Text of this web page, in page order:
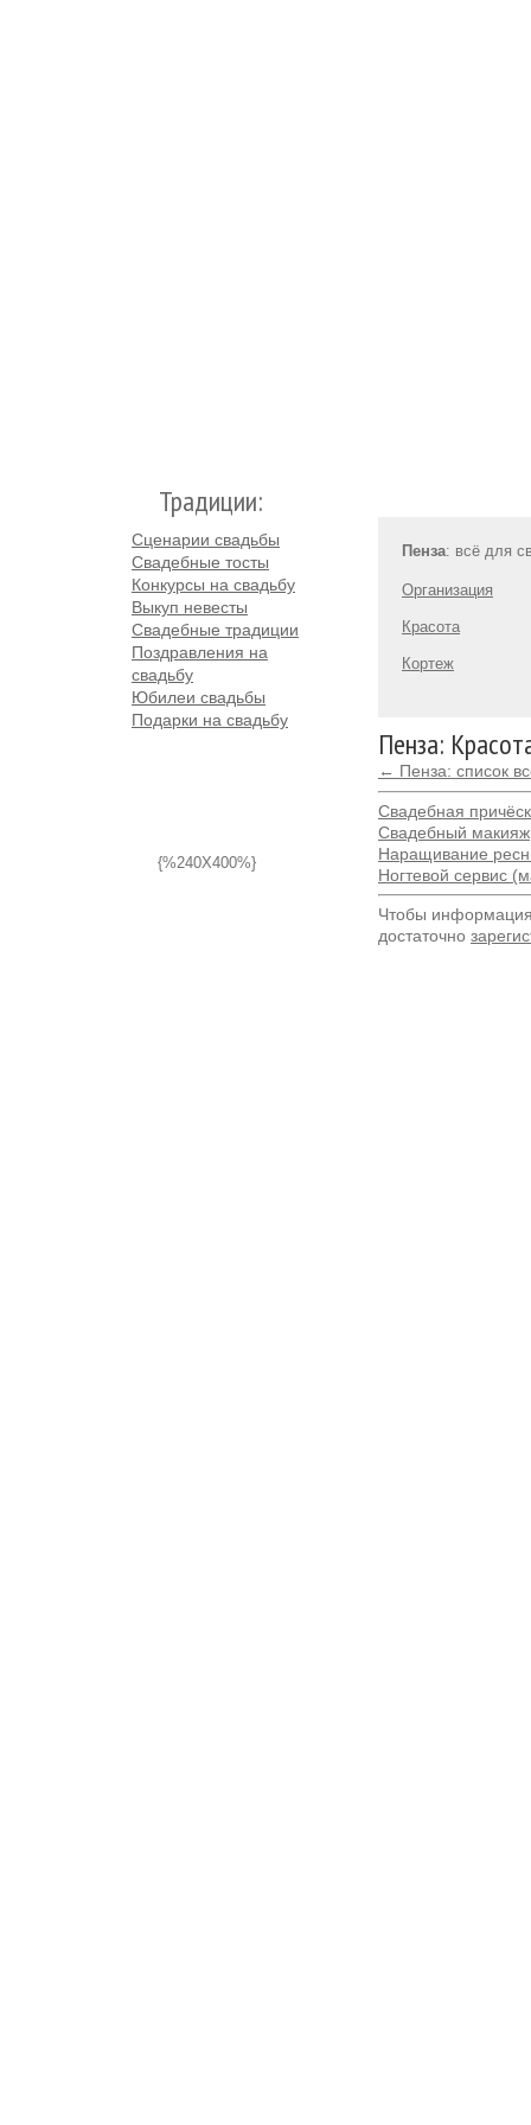
Традиции:
Сценарии свадьбы
Свадебные тосты
Конкурсы на свадьбу
Выкуп невесты
Свадебные традиции
Поздравления на
свадьбу
Юбилеи свадьбы
Подарки на свадьбу
{%240X400%}
Пенза: всё для
Организация
Красота
Кортеж
Пенза:
← Пенза: список
Свадебная
Свадебный макияж
Наращивание
Ногтевой сервис
Чтобы
достаточно